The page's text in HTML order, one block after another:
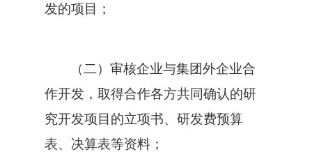
发的项目；
（二）审核企业与集团外企业合
作开发，取得合作各方共同确认的研
究开发项目的立项书、研发费预算
表、决算表等资料；